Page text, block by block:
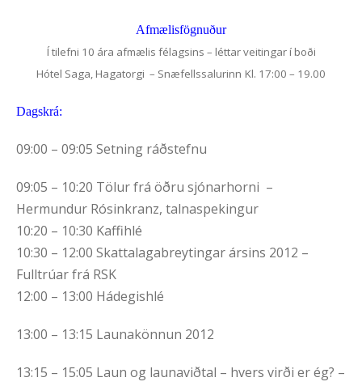
Afmælisfögnuður
Í tilefni 10 ára afmælis félagsins – léttar veitingar í boði
Hótel Saga, Hagatorgi – Snæfellssalurinn Kl. 17:00 – 19.00
Dagskrá:
09:00 – 09:05 Setning ráðstefnu
09:05 – 10:20 Tölur frá öðru sjónarhorni –
Hermundur Rósinkranz, talnaspekingur
10:20 – 10:30 Kaffihlé
10:30 – 12:00 Skattalagabreytingar ársins 2012 –
Fulltrúar frá RSK
12:00 – 13:00 Hádegishlé
13:00 – 13:15 Launakönnun 2012
13:15 – 15:05 Laun og launaviðtal – hvers virði er ég? –